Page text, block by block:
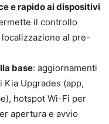
e rapido ai dispositivi
il controllo
al pre-
base: aggiornamenti
Upgrades (app,
hotspot Wi-Fi per
apertura e avvio